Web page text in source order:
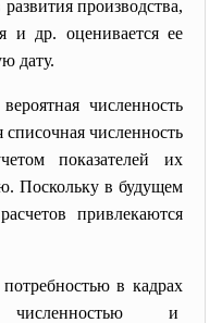
производства,
и др. оценивается ее
дату.
численность
списочная численность
показателей их
Поскольку в будущем
привлекаются
в кадрах
и